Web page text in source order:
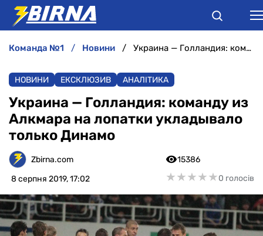
АНАЛІТИКА
ІНТЕРВ'Ю
РІЗНЕ
БУКМЕКЕРИ
команда №1 новини Украина — Голландия: команду из Алкмара на лопатки укладывало только Динамо
НОВИНИ ЕКСКЛЮЗИВ АНАЛІТИКА
Украина — Голландия: команду из
Алкмара на лопатки укладывало
только Динамо
Zbirna.com
8 серпня 2019, 17:02
15386
★★★★★
★★★★★0 голосів